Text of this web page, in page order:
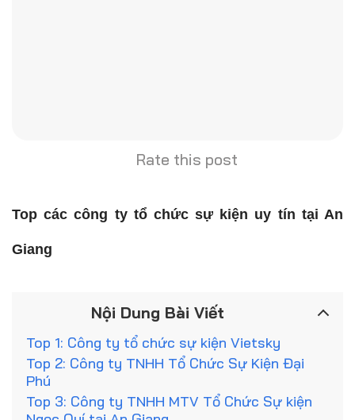
Rate this post
Top các công ty tổ chức sự kiện uy tín tại An
Giang
Nội Dung Bài Viết
Top 1: Công ty tổ chức sự kiện Vietsky
Top 2: Công ty TNHH Tổ Chức Sự Kiện Đại
Phú
Top 3: Công ty TNHH MTV Tổ Chức Sự kiện